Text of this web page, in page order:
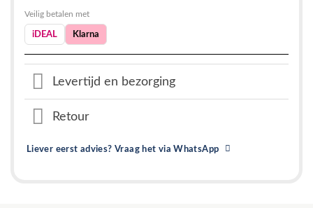
Veilig betalen met
iDEAL Klarna
Levertijd en bezorging
Retour
Liever eerst advies? Vraag het via WhatsApp